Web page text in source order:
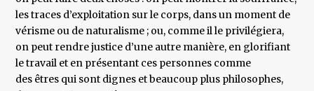
les traces d’exploitation sur le corps, dans un moment de
vérisme ou de naturalisme ; ou, comme il le privilégiera,
on peut rendre justice d’une autre manière, en glorifiant
le travail et en présentant ces personnes comme
des êtres qui sont dignes et beaucoup plus philosophes,